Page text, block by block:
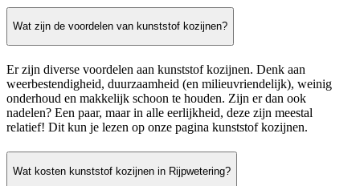
Wat zijn de voordelen van kunststof kozijnen?
Er zijn diverse voordelen aan kunststof kozijnen. Denk aan
weerbestendigheid, duurzaamheid (en milieuvriendelijk), weinig
onderhoud en makkelijk schoon te houden. Zijn er dan ook
nadelen? Een paar, maar in alle eerlijkheid, deze zijn meestal
relatief! Dit kun je lezen op onze pagina kunststof kozijnen.
Wat kosten kunststof kozijnen in Rijpwetering?